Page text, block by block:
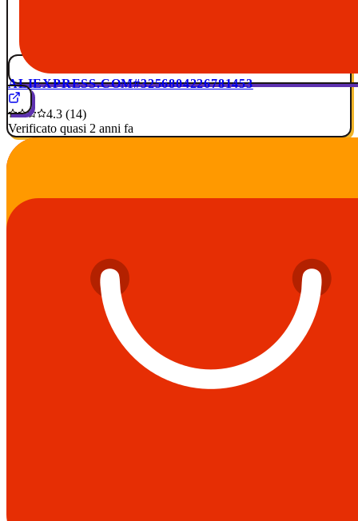
ALIEXPRESS.COM#3256804226781453
4.3 (14)
Verificato quasi 2 anni fa